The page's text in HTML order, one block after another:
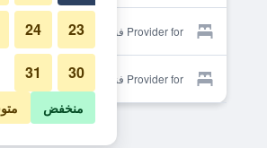
Provider for فندق بوري تانا لوت
Provider for فندق بوري تانا لوت
23
24
30
31
منخفض